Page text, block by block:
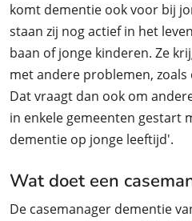
komt dementie ook voor bij
staan zij nog actief in het
baan of jonge kinderen. Ze
met andere problemen,
Dat vraagt dan ook om
in enkele gemeenten gestart
dementie op jonge leeftijd'.
Wat doet een
De casemanager dementie